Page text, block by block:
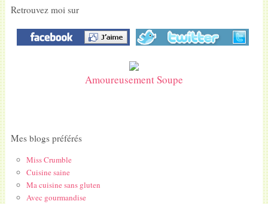
Retrouvez moi sur
Amoureusement Soupe
Mes blogs préférés
Miss Crumble
Cuisine saine
Ma cuisine sans gluten
Avec gourmandise